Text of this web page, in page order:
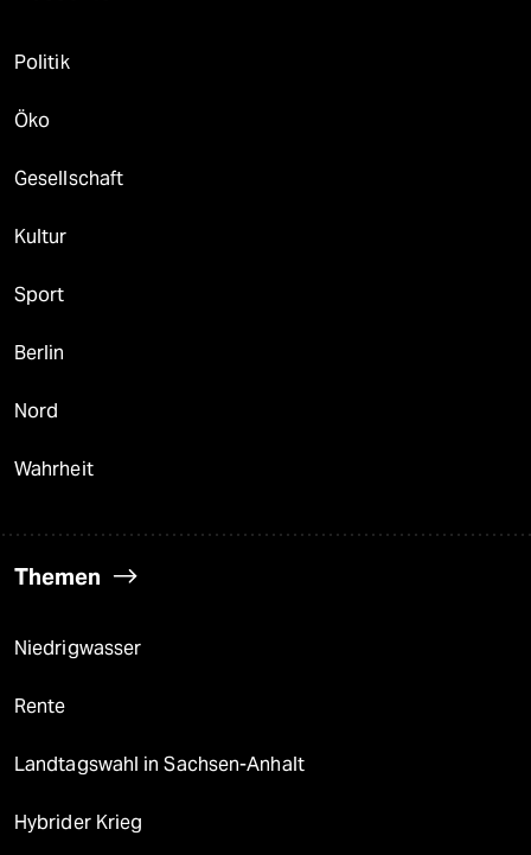
Politik
Öko
Gesellschaft
Kultur
Sport
Berlin
Nord
Wahrheit
Themen
Niedrigwasser
Rente
Landtagswahl in Sachsen-Anhalt
Hybrider Krieg